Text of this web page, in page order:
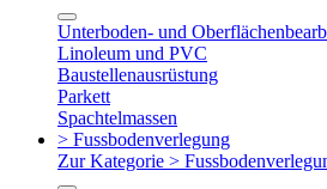
Unterboden- und
Linoleum und PVC
Baustellenausrüstung
Parkett
Spachtelmassen
> Fussbodenverlegung
Zur Kategorie >